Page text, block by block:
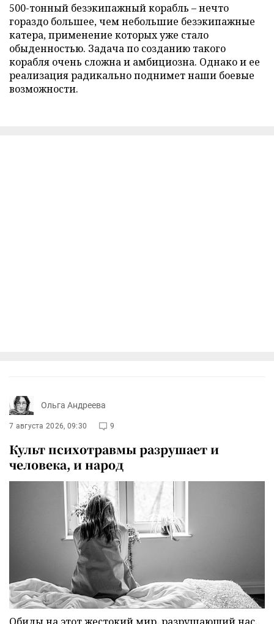
500-тонный безэкипажный корабль – нечто
гораздо большее, чем небольшие безэкипажные
катера, применение которых уже стало
обыденностью. Задача по созданию такого
корабля очень сложна и амбициозна. Однако и ее
реализация радикально поднимет наши боевые
возможности.
Ольга Андреева
7 августа 2026, 09:30 9
Культ психотравмы разрушает и
человека, и народ
Обиды на этот жестокий мир, разрушающий нас,